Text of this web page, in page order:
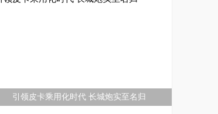
引领皮卡乘用化时代 长城炮实至名归